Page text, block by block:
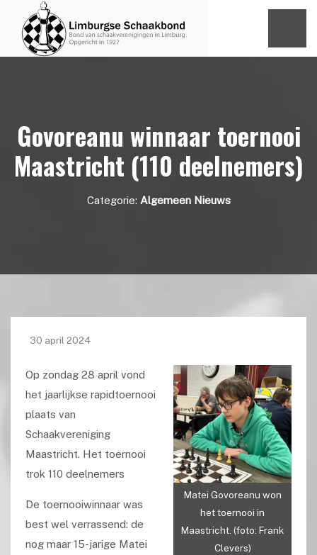
Govoreanu winnaar toernooi
Maastricht (110 deelnemers)
Categorie: Algemeen Nieuws
30 april 2024
Matei Govoreanu won
het toernooi in
Maastricht. (foto: Frank
Clevers)
Op zondag 28 april vond
het jaarlijkse rapidtoernooi
plaats van
Schaakvereniging
Maastricht. Het toernooi
trok 110 deelnemers
De toernooiwinnaar was
best wel verrassend: de
nog maar 15-jarige Matei